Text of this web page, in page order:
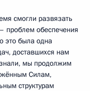
смогли развязать
проблем обеспечения
это была одна
доставшихся нам
мы продолжим
Силам,
структурам